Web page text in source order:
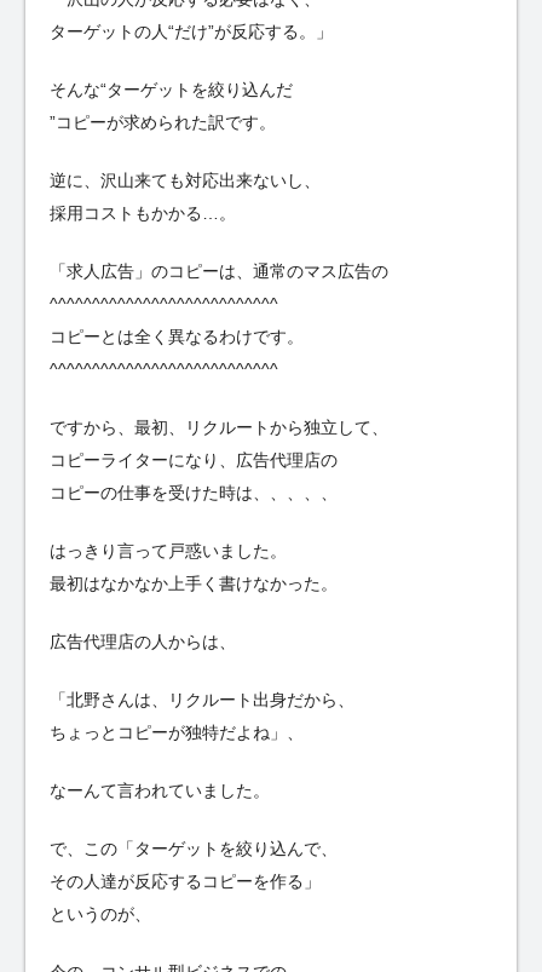
ターゲットの人“だけ”が反応する。」
そんな“ターゲットを絞り込んだ
”コピーが求められた訳です。
逆に、沢山来ても対応出来ないし、
採用コストもかかる…。
「求人広告」のコピーは、通常のマス広告の
^^^^^^^^^^^^^^^^^^^^^^^^^^^
コピーとは全く異なるわけです。
^^^^^^^^^^^^^^^^^^^^^^^^^^^
ですから、最初、リクルートから独立して、
コピーライターになり、広告代理店の
コピーの仕事を受けた時は、、、、、
はっきり言って戸惑いました。
最初はなかなか上手く書けなかった。
広告代理店の人からは、
「北野さんは、リクルート出身だから、
ちょっとコピーが独特だよね」、
なーんて言われていました。
で、この「ターゲットを絞り込んで、
その人達が反応するコピーを作る」
というのが、